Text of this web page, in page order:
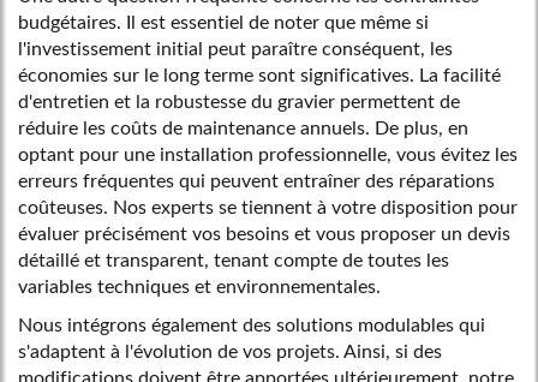
budgétaires. Il est essentiel de noter que même si
l'investissement initial peut paraître conséquent, les
économies sur le long terme sont significatives. La facilité
d'entretien et la robustesse du gravier permettent de
réduire les coûts de maintenance annuels. De plus, en
optant pour une installation professionnelle, vous évitez les
erreurs fréquentes qui peuvent entraîner des réparations
coûteuses. Nos experts se tiennent à votre disposition pour
évaluer précisément vos besoins et vous proposer un devis
détaillé et transparent, tenant compte de toutes les
variables techniques et environnementales.
Nous intégrons également des solutions modulables qui
s'adaptent à l'évolution de vos projets. Ainsi, si des
modifications doivent être apportées ultérieurement, notre